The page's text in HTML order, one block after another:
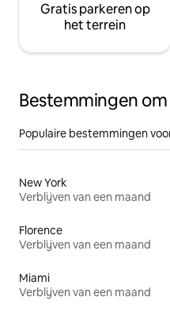
Gratis parkeren op
het terrein
Bestemmingen
Populaire bestemmingen
New York
Verblijven van een maand
Florence
Verblijven van een maand
Miami
Verblijven van een maand